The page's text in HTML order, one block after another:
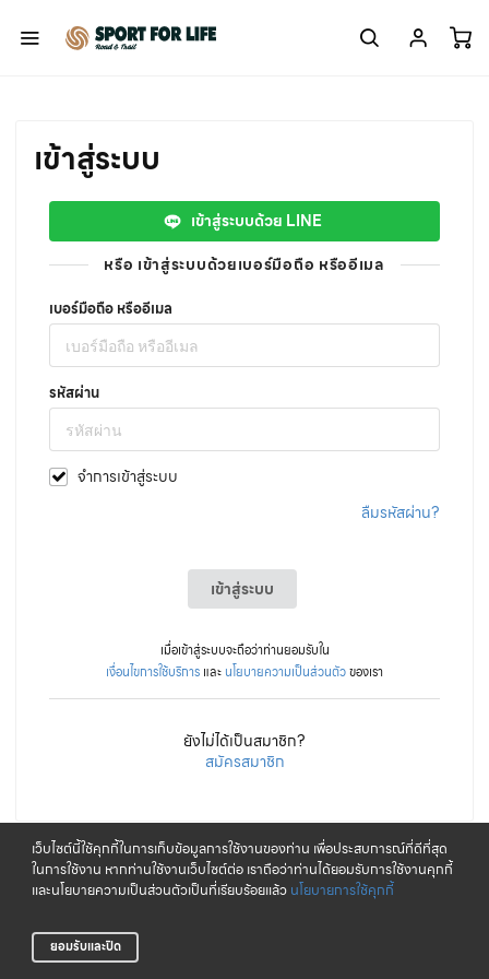
เว็บไซต์นี้ใช้คุกกี้ในการเก็บข้อมูลการใช้งานของท่าน เพื่อประสบการณ์ที่ดีที่สุด
ในการใช้งาน หากท่านใช้งานเว็บไซต์ต่อ เราถือว่าท่านได้ยอมรับการใช้งานคุกกี้
และนโยบายความเป็นส่วนตัวเป็นที่เรียบร้อยแล้ว นโยบายการใช้คุกกี้
ยอมรับและปิด
เข้าสู่ระบบ
เข้าสู่ระบบด้วย LINE
หรือ เข้าสู่ระบบด้วยเบอร์มือถือ หรืออีเมล
เบอร์มือถือ หรืออีเมล
รหัสผ่าน
จำการเข้าสู่ระบบ
ลืมรหัสผ่าน?
เข้าสู่ระบบ
เมื่อเข้าสู่ระบบจะถือว่าท่านยอมรับใน
เงื่อนไขการใช้บริการ และ นโยบายความเป็นส่วนตัวของเรา
ยังไม่ได้เป็นสมาชิก?
สมัครสมาชิก